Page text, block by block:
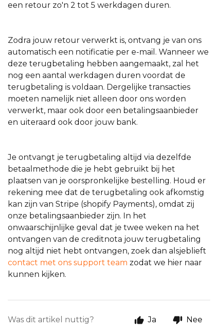
een retour zo'n 2 tot 5 werkdagen duren.
Zodra jouw retour verwerkt is, ontvang je van ons
automatisch een notificatie per e-mail. Wanneer we
deze terugbetaling hebben aangemaakt, zal het
nog een aantal werkdagen duren voordat de
terugbetaling is voldaan. Dergelijke transacties
moeten namelijk niet alleen door ons worden
verwerkt, maar ook door een betalingsaanbieder
en uiteraard ook door jouw bank.
Je ontvangt je terugbetaling altijd via dezelfde
betaalmethode die je hebt gebruikt bij het
plaatsen van je oorspronkelijke bestelling. Houd er
rekening mee dat de terugbetaling ook afkomstig
kan zijn van Stripe (shopify Payments), omdat zij
onze betalingsaanbieder zijn. In het
onwaarschijnlijke geval dat je twee weken na het
ontvangen van de creditnota jouw terugbetaling
nog altijd niet hebt ontvangen, zoek dan alsjeblieft
contact met ons support team zodat we hier naar
kunnen kijken.
Was dit artikel nuttig? Ja Nee